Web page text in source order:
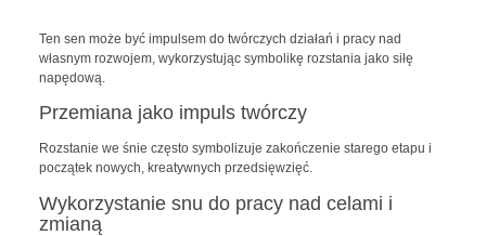
Ten sen może być impulsem do twórczych działań i pracy nad
własnym rozwojem, wykorzystując symbolikę rozstania jako siłę
napędową.
Przemiana jako impuls twórczy
Rozstanie we śnie często symbolizuje zakończenie starego etapu i
początek nowych, kreatywnych przedsięwzięć.
Wykorzystanie snu do pracy nad celami i
zmianą